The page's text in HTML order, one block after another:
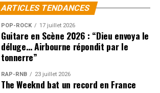
ARTICLES TENDANCES
POP-ROCK 17 juillet 2026
Guitare en Scène 2026 : “Dieu envoya le
déluge… Airbourne répondit par le
tonnerre”
RAP-RNB 23 juillet 2026
The Weeknd bat un record en France